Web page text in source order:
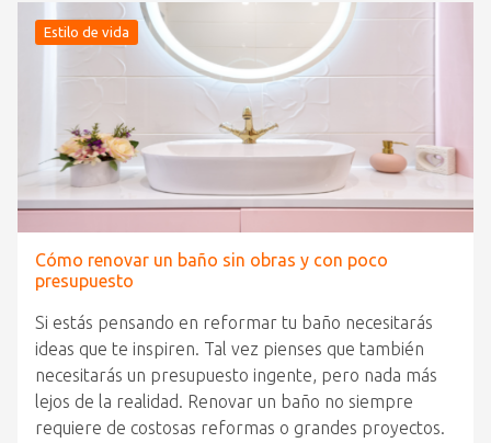
Estilo de vida
Cómo renovar un baño sin obras y con poco
presupuesto
Si estás pensando en reformar tu baño necesitarás
ideas que te inspiren. Tal vez pienses que también
necesitarás un presupuesto ingente, pero nada más
lejos de la realidad. Renovar un baño no siempre
requiere de costosas reformas o grandes proyectos.